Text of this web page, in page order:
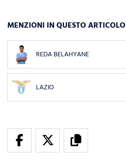
MENZIONI IN QUESTO ARTICOLO
REDA BELAHYANE
LAZIO